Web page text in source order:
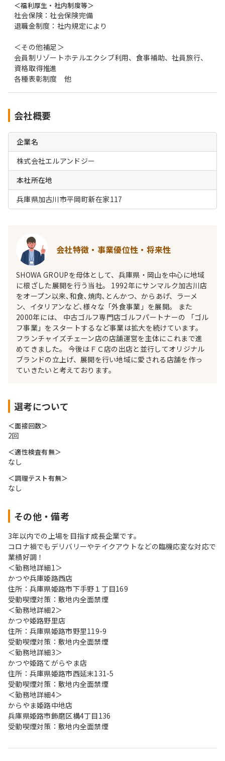
＜福利厚生・社内制度等＞
社会保険：社会保険完備
退職金制度：社内規定により
＜その他補足＞
会員制リゾートホテルエクシブ利用、食事補助、社員旅行、
資格取得推進
各種表彰制度 他
会社概要
企業名
株式会社エルアンドジー
本社所在地
兵庫県加古川市平岡町新在家117
会社特徴・事業優位性・将来性
SHOWA GROUPを母体として、兵庫県・岡山を中心に地域
に根ざした展開を行う当社。 1992年にサンマルク加古川店
をオープン以来､和食､焼肉､とんかつ、からあげ、ラーメ
ン、イタリアンなど､様々な「外食事業」を展開。 また
2000年には、 中古ゴルフ専門店ゴルフパートナーの 「ゴル
フ事業」をスタートするなど事業は拡大を続けています。
フランチャイズチェーン店の店舗運営を主体にこれまで進
めてきました。 今後はＦＣ店の出店と並行してオリジナル
ブランドの立上げ、展開を行い地域に愛される店舗を作っ
ていきたいと考えております。
選考について
＜面接回数＞
2回
＜適性検査有無＞
なし
＜調理テスト有無＞
なし
その他・備考
3年以内での上場を目指す成長企業です。
コロナ禍でもデリバリーやテイクアウトなどの臨機応変な対応で
業績好調！
＜勤務地詳細1＞
かつや兵庫姫路西店
住所：兵庫県姫路市下手野１丁目169
受動喫煙対策：敷地内全面禁煙
＜勤務地詳細2＞
かつや姫路野里店
住所：兵庫県姫路市野里119-9
受動喫煙対策：敷地内全面禁煙
＜勤務地詳細3＞
かつや姫路てがらやま店
住所：兵庫県姫路市西延末131-5
受動喫煙対策：敷地内全面禁煙
＜勤務地詳細4＞
からやま姫路中地店
兵庫県姫路市飾磨区構4丁目136
受動喫煙対策：敷地内全面禁煙